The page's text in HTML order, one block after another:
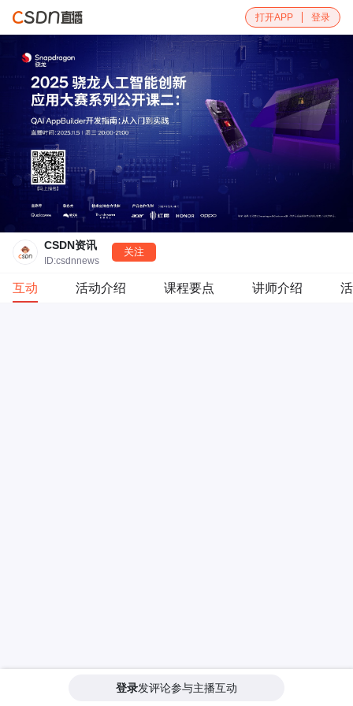
打开APP 登录
CSDN资讯
ID:csdnnews
关注
互动 活动介绍 课程要点 讲师介绍
登录发评论参与主播互动